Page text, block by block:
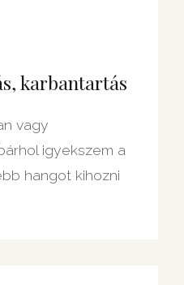
karbantartás
vagy
igyekszem a
hangot kihozni